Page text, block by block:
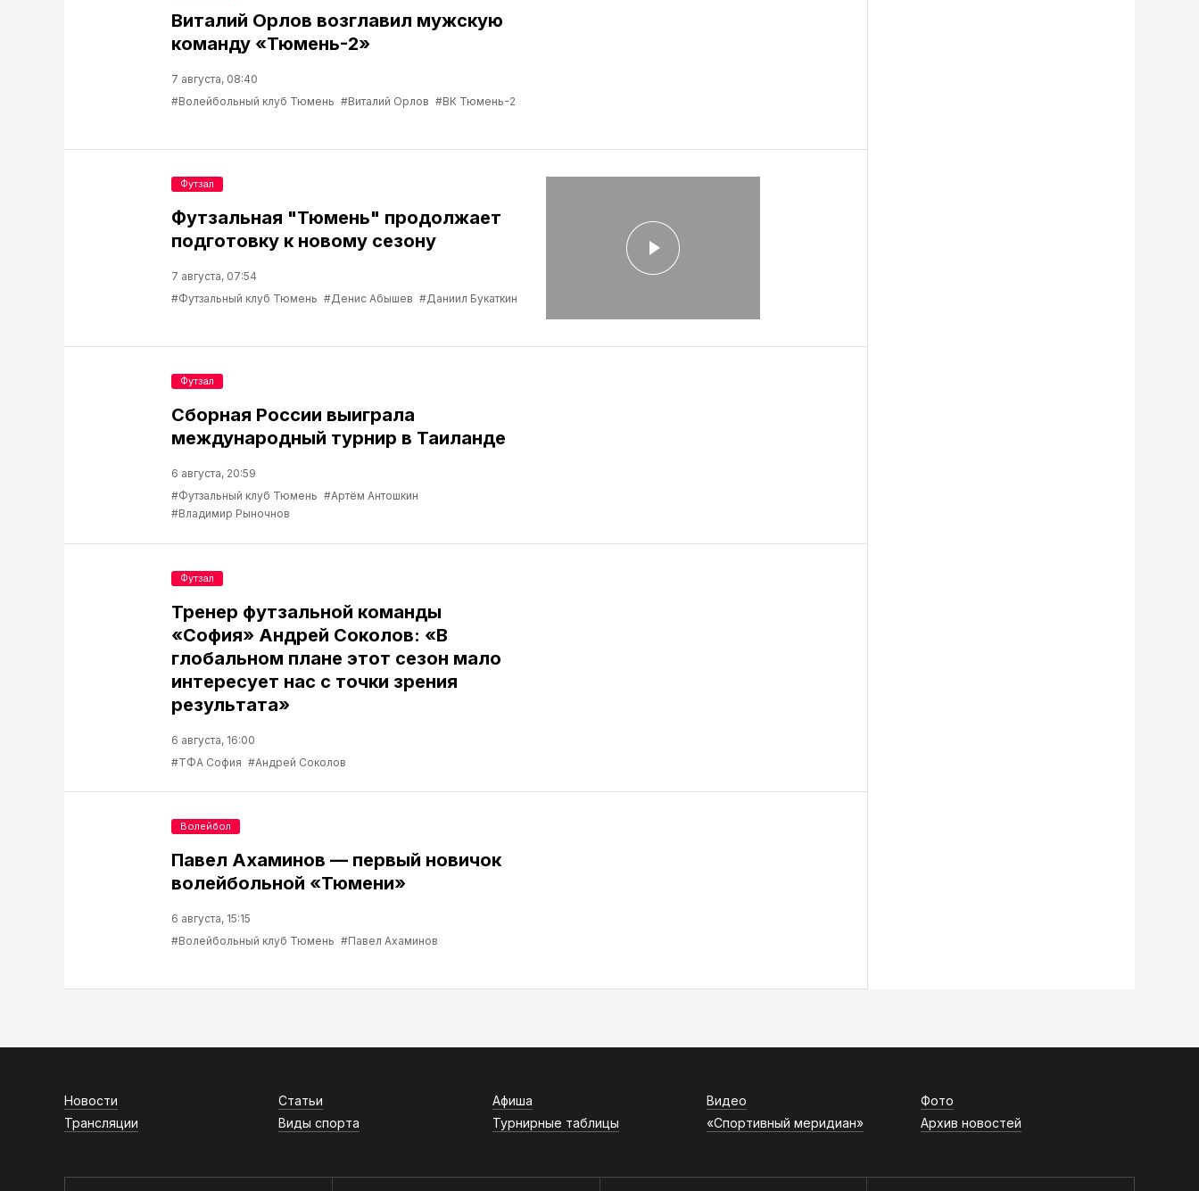
Виталий Орлов возглавил мужскую
команду «Тюмень-2»
7 августа, 08:40
#Волейбольный клуб Тюмень #Виталий Орлов #ВК Тюмень-2
Футзальная "Тюмень" продолжает
подготовку к новому сезону
7 августа, 07:54
#Футзальный клуб Тюмень #Денис Абышев #Даниил Букаткин
Футзал
Сборная России выиграла
международный турнир в Таиланде
6 августа, 20:59
#Футзальный клуб Тюмень #Артём Антошкин
#Владимир Рыночнов
Футзал
Тренер футзальной команды
«София» Андрей Соколов: «В
глобальном плане этот сезон мало
интересует нас с точки зрения
результата»
6 августа, 16:00
#ТФА София #Андрей Соколов
Футзал
Павел Ахаминов — первый новичок
волейбольной «Тюмени»
6 августа, 15:15
#Волейбольный клуб Тюмень #Павел Ахаминов
Волейбол
Новости Статьи Афиша Видео
Фото
Трансляции
Виды спорта Турнирные таблицы «Спортивный меридиан» Архив новостей